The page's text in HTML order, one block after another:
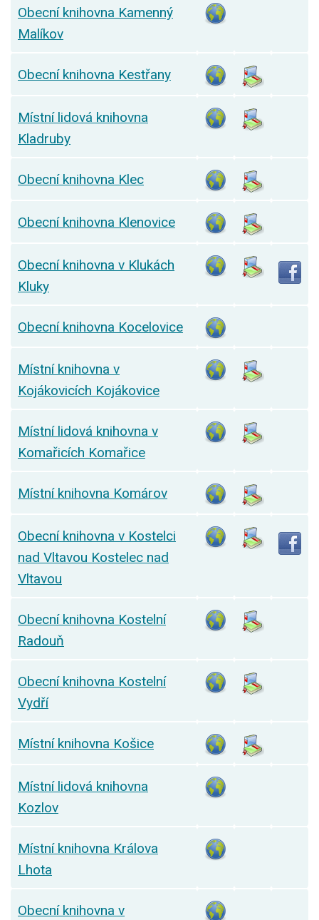
Obecní knihovna Kamenný
Malíkov
Obecní knihovna Kestřany
Místní lidová knihovna
Kladruby
Obecní knihovna Klec
Obecní knihovna Klenovice
Obecní knihovna v Klukách
Kluky
Obecní knihovna Kocelovice
Místní knihovna v
Kojákovicích Kojákovice
Místní lidová knihovna v
Komařicích Komařice
Místní knihovna Komárov
Obecní knihovna v Kostelci
nad Vltavou Kostelec nad
Vltavou
Obecní knihovna Kostelní
Radouň
Obecní knihovna Kostelní
Vydří
Místní knihovna Košice
Místní lidová knihovna
Kozlov
Místní knihovna Králova
Lhota
Obecní knihovna v